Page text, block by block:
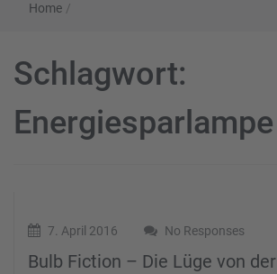
Home /
Schlagwort:
Energiesparlampe
7. April 2016 No Responses
Bulb Fiction – Die Lüge von der